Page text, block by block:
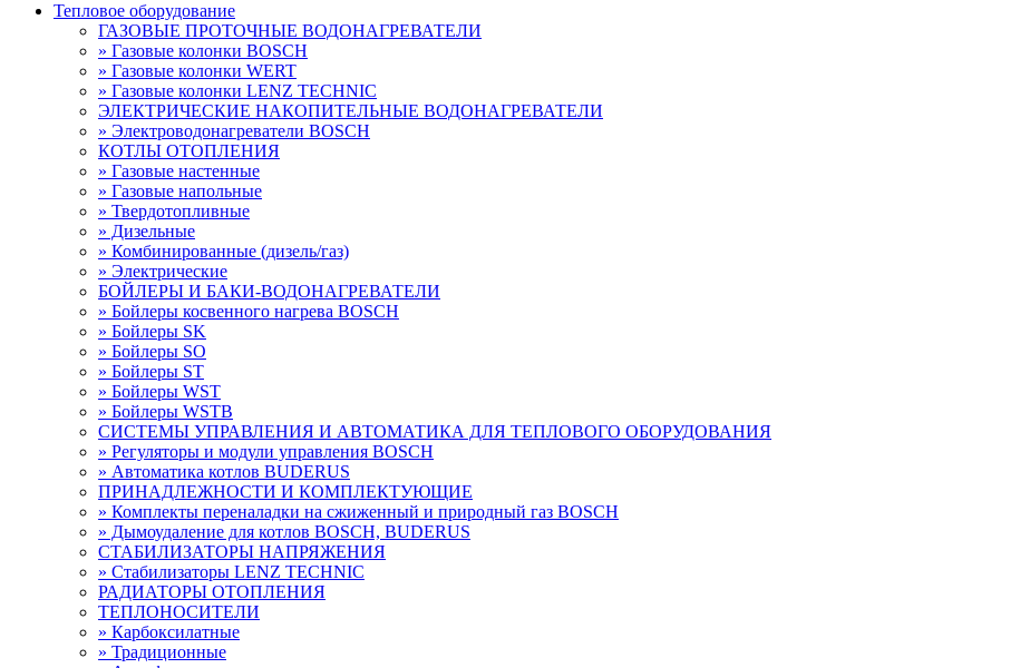
Тепловое оборудование
ГАЗОВЫЕ ПРОТОЧНЫЕ ВОДОНАГРЕВАТЕЛИ
» Газовые колонки BOSCH
» Газовые колонки WERT
» Газовые колонки LENZ TECHNIC
ЭЛЕКТРИЧЕСКИЕ НАКОПИТЕЛЬНЫЕ ВОДОНАГРЕВАТЕЛИ
» Электроводонагреватели BOSCH
КОТЛЫ ОТОПЛЕНИЯ
» Газовые настенные
» Газовые напольные
» Твердотопливные
» Дизельные
» Комбинированные (дизель/газ)
» Электрические
БОЙЛЕРЫ И БАКИ-ВОДОНАГРЕВАТЕЛИ
» Бойлеры косвенного нагрева BOSCH
» Бойлеры SK
» Бойлеры SО
» Бойлеры ST
» Бойлеры WST
» Бойлеры WSTB
СИСТЕМЫ УПРАВЛЕНИЯ И АВТОМАТИКА ДЛЯ ТЕПЛОВОГО ОБОРУДОВАНИЯ
» Регуляторы и модули управления BOSCH
» Автоматика котлов BUDERUS
ПРИНАДЛЕЖНОСТИ И КОМПЛЕКТУЮЩИЕ
» Комплекты переналадки на сжиженный и природный газ BOSCH
» Дымоудаление для котлов BOSCH, BUDERUS
СТАБИЛИЗАТОРЫ НАПРЯЖЕНИЯ
» Стабилизаторы LENZ TECHNIC
РАДИАТОРЫ ОТОПЛЕНИЯ
ТЕПЛОНОСИТЕЛИ
» Карбоксилатные
» Традиционные